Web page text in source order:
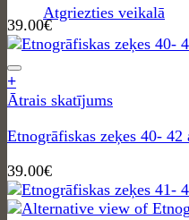
Atgriezties veikalā
39.00€
+
Ātrais skatījums
Etnogrāfiskas zeķes 40- 42
39.00€